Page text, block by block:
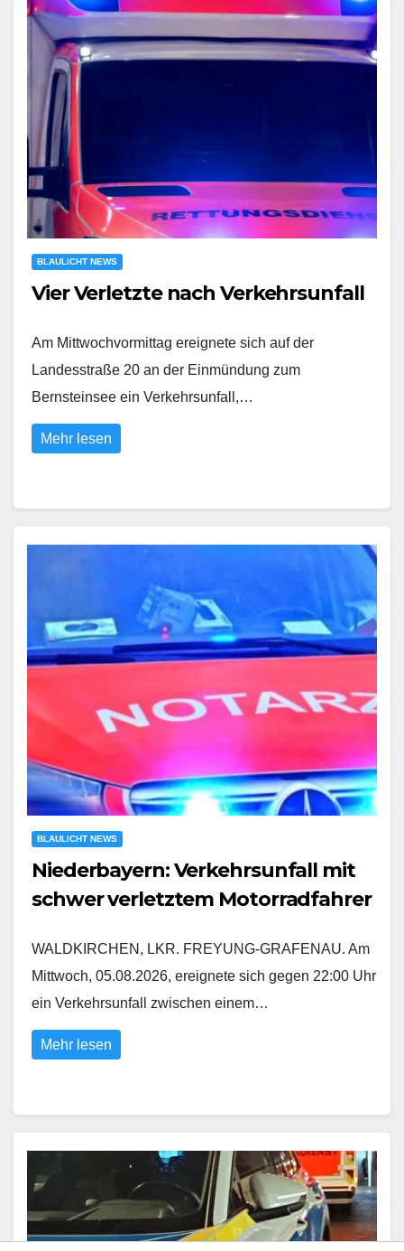
BLAULICHT NEWS
Vier Verletzte nach Verkehrsunfall
Am Mittwochvormittag ereignete sich auf der
Landesstraße 20 an der Einmündung zum
Bernsteinsee ein Verkehrsunfall,…
Mehr lesen
BLAULICHT NEWS
Niederbayern: Verkehrsunfall mit
schwer verletztem Motorradfahrer
WALDKIRCHEN, LKR. FREYUNG-GRAFENAU. Am
Mittwoch, 05.08.2026, ereignete sich gegen 22:00 Uhr
ein Verkehrsunfall zwischen einem…
Mehr lesen